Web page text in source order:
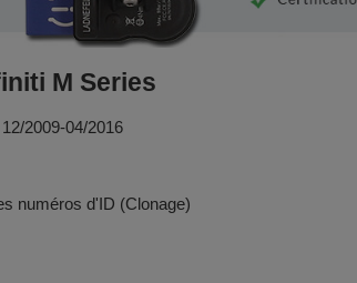
M Series
2009-04/2016
numéros d'ID (Clonage)